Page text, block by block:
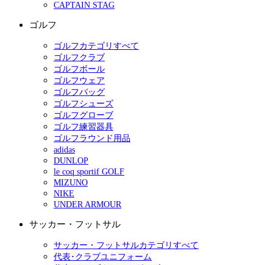
CAPTAIN STAG
ゴルフ
ゴルフカテゴリすべて
ゴルフクラブ
ゴルフボール
ゴルフウェア
ゴルフバッグ
ゴルフシューズ
ゴルフグローブ
ゴルフ練習器具
ゴルフラウンド用品
adidas
DUNLOP
le coq sportif GOLF
MIZUNO
NIKE
UNDER ARMOUR
サッカー・フットサル
サッカー・フットサルカテゴリすべて
代表･クラブユニフォーム